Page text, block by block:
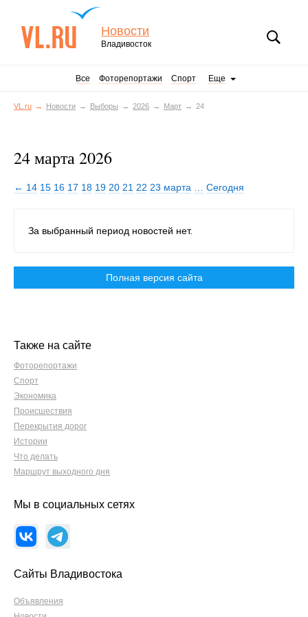
Новости
Владивосток
Все Фоторепортажи Спорт Еще
VL.ru Новости Выборы 2026 Март 24
24 марта 2026
← 14 15 16 17 18 19 20 21 22 23 марта Сегодня
За выбранный период новостей нет.
Полная версия сайта
Также на сайте
Фоторепортажи
Спорт
Экономика
Происшествия
Перекрытия дорог
Истории
Что делать
Маршрут выходного дня
Мы в социальных сетях
Сайты Владивостока
Объявления